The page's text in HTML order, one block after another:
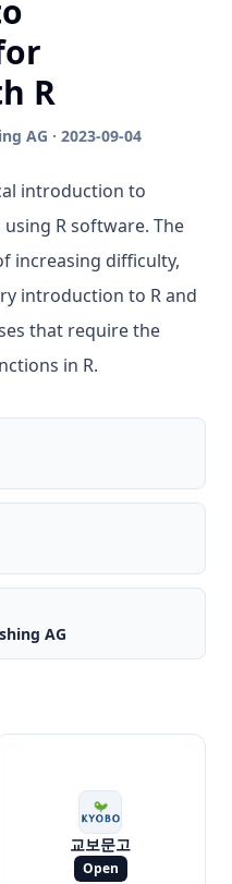
R
AG · 2023-09-04
introduction to
R software. The
increasing difficulty,
introduction to R and
that require the
in R.
AG
교보문고
Open